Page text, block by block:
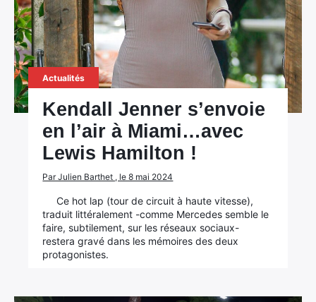
Actualités
Kendall Jenner s’envoie
en l’air à Miami…avec
Lewis Hamilton !
Par Julien Barthet , le 8 mai 2024
Ce hot lap (tour de circuit à haute vitesse),
traduit littéralement -comme Mercedes semble le
faire, subtilement, sur les réseaux sociaux-
restera gravé dans les mémoires des deux
protagonistes.